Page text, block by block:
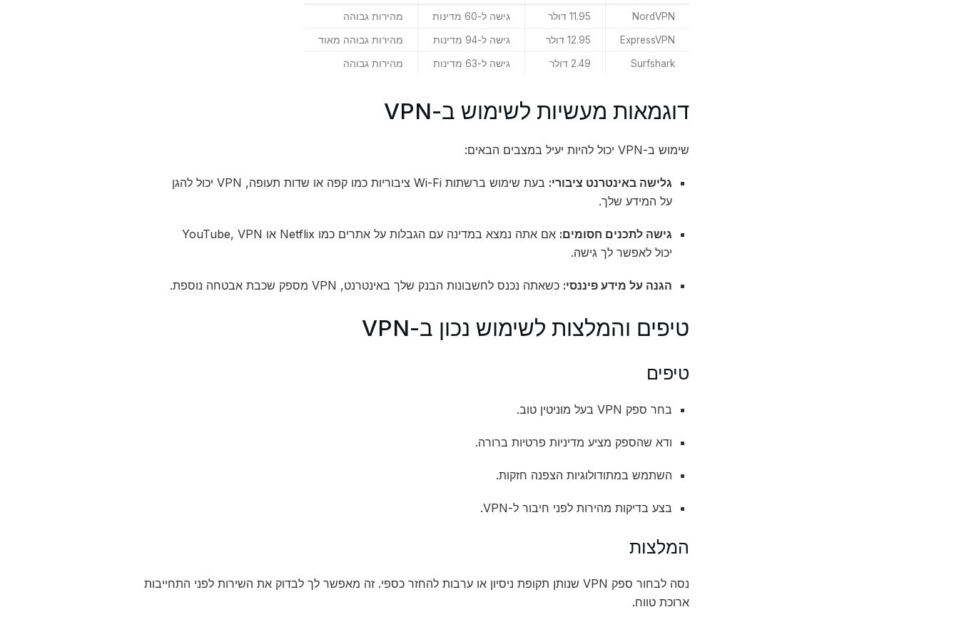
NordVPN 11.95 דולר גישה ל-60 מדינות מהירות גבוהה
ExpressVPN 12.95 דולר גישה ל-94 מדינות מהירות גבוהה מאוד
Surfshark 2.49 דולר גישה ל-63 מדינות מהירות גבוהה
דוגמאות מעשיות לשימוש ב-VPN
שימוש ב-VPN יכול להיות יעיל במצבים הבאים:
גלישה באינטרנט ציבורי:
בעת שימוש ברשתות Wi-Fi ציבוריות כמו קפה או שדות תעופה, VPN יכול להגן
על המידע שלך.
גישה לתכנים חסומים:
אם אתה נמצא במדינה עם הגבלות על אתרים כמו Netflix או YouTube, VPN
יכול לאפשר לך גישה.
הגנה על מידע פיננסי: כשאתה נכנס לחשבונות הבנק שלך באינטרנט, VPN מספק שכבת אבטחה נוספת.
טיפים והמלצות לשימוש נכון ב-VPN
טיפים
בחר ספק VPN בעל מוניטין טוב.
ודא שהספק מציע מדיניות פרטיות ברורה.
השתמש במתודולוגיות הצפנה חזקות.
בצע בדיקות מהירות לפני חיבור ל-VPN.
המלצות
נסה לבחור ספק VPN שנותן תקופת ניסיון או ערבות להחזר כספי. זה מאפשר לך לבדוק את השירות לפני התחייבות
ארוכת טווח.